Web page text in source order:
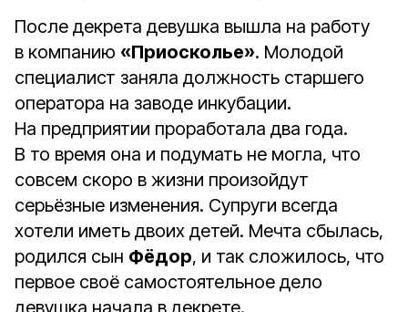
После декрета девушка вышла на работу
в компанию «Приосколье». Молодой
специалист заняла должность старшего
оператора на заводе инкубации.
На предприятии проработала два года.
В то время она и подумать не могла, что
совсем скоро в жизни произойдут
серьёзные изменения. Супруги всегда
хотели иметь двоих детей. Мечта сбылась,
родился сын Фёдор, и так сложилось, что
первое своё самостоятельное дело
девушка начала в декрете.